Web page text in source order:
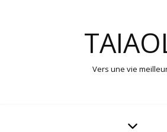
Vers une vie